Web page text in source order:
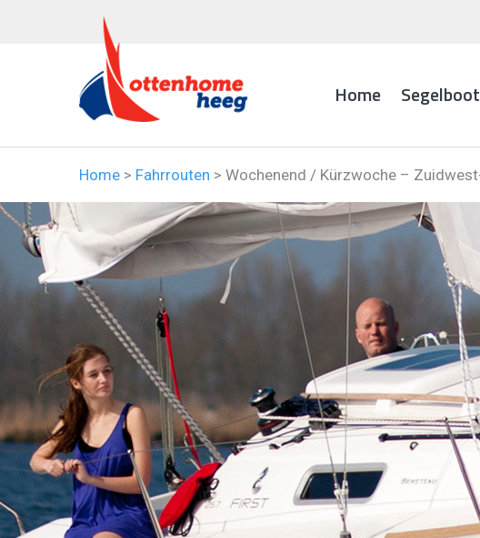
Home
Home > Fahrrouten > Wochenend / Kürzwoche –